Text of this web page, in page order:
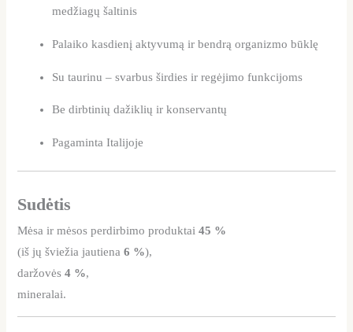
medžiagų šaltinis
Palaiko kasdienį aktyvumą ir bendrą organizmo būklę
Su taurinu – svarbus širdies ir regėjimo funkcijoms
Be dirbtinių dažiklių ir konservantų
Pagaminta Italijoje
Sudėtis
Mėsa ir mėsos perdirbimo produktai45 %
(iš jų šviežia jautiena6 %),
daržovės4 %,
mineralai.